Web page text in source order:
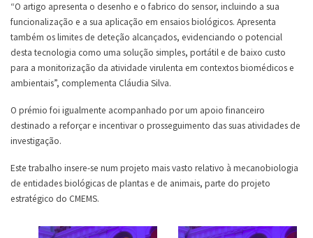
“O artigo apresenta o desenho e o fabrico do sensor, incluindo a sua
funcionalização e a sua aplicação em ensaios biológicos. Apresenta
também os limites de deteção alcançados, evidenciando o potencial
desta tecnologia como uma solução simples, portátil e de baixo custo
para a monitorização da atividade virulenta em contextos biomédicos e
ambientais”, complementa Cláudia Silva.
O prémio foi igualmente acompanhado por um apoio financeiro
destinado a reforçar e incentivar o prosseguimento das suas atividades de
investigação.
Este trabalho insere-se num projeto mais vasto relativo à mecanobiologia
de entidades biológicas de plantas e de animais, parte do projeto
estratégico do CMEMS.